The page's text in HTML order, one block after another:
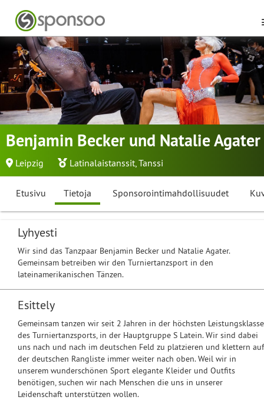
Benjamin Becker und Natalie Agater
Leipzig Latinalaistanssit,Tanssi
Etusivu Tietoja Sponsorointimahdollisuudet
Lyhyesti
Wir sind das Tanzpaar Benjamin Becker und Natalie Agater.
Gemeinsam betreiben wir den Turniertanzsport in den
lateinamerikanischen Tänzen.
Esittely
Gemeinsam tanzen wir seit 2 Jahren in der höchsten Leistungsklasse
des Turniertanzsports, in der Hauptgruppe S Latein. Wir sind dabei
uns nach und nach im deutschen Feld zu platzieren und klettern auf
der deutschen Rangliste immer weiter nach oben. Weil wir in
unserem wunderschönen Sport elegante Kleider und Outfits
benötigen, suchen wir nach Menschen die uns in unserer
Leidenschaft unterstützen wollen.